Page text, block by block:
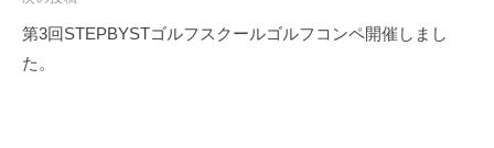
ゲ
ー
第3回STEPBYSTゴルフスクールゴルフコンペ開催しまし
た。